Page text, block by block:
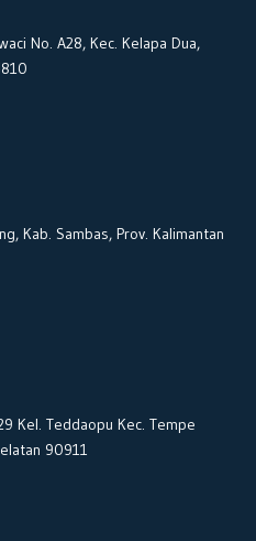
No. A28, Kec. Kelapa Dua,
Kab. Sambas, Prov. Kalimantan
Kel. Teddaopu Kec. Tempe
90911